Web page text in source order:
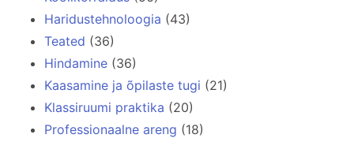
Haridustehnoloogia (43)
Teated (36)
Hindamine (36)
Kaasamine ja õpilaste tugi (21)
Klassiruumi praktika (20)
Professionaalne areng (18)